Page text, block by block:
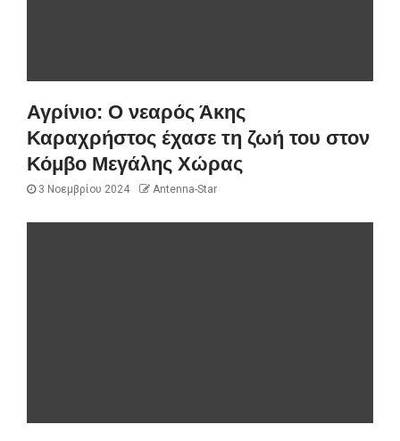
Αγρίνιο: Ο νεαρός Άκης
Καραχρήστος έχασε τη ζωή του στον
Κόμβο Μεγάλης Χώρας
3 Νοεμβρίου 2024 Antenna-Star